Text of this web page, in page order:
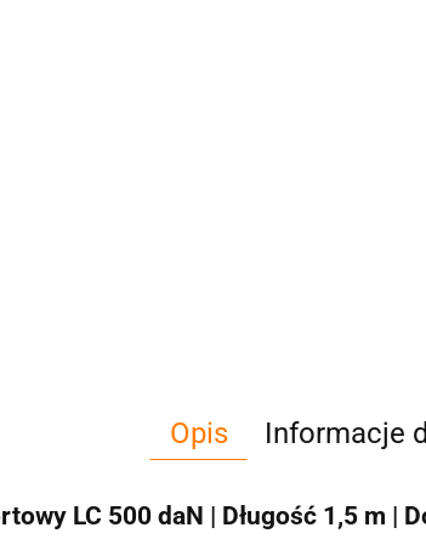
Opis Informacje
LC 500 daN | Długość 1,5 m |